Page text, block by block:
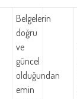
Belgelerin
doğru
ve
güncel
olduğundan
emin